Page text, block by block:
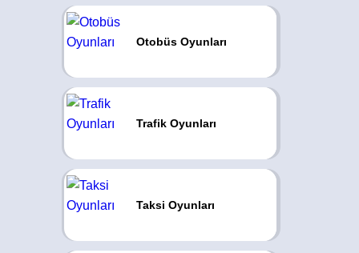
Otobüs Oyunları
Trafik Oyunları
Taksi Oyunları